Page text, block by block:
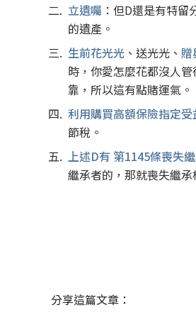
立遺囑 ：但D還是有特
的遺產。
生前花光光 、送光光、 贈
時，你愛怎麼花都沒人
靠，所以這有點賭運氣。
利用購買高額保險指定受
節稅。
上述D有 第1145條喪失
繼承者的，那就喪失繼承
分享這篇文章：